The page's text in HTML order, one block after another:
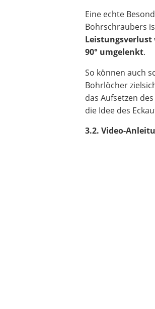
Eine echte
Bohrschraubers
Leistungsverlust
90° umgelenkt.
So können auch
Bohrlöcher
das Aufsetzen
die Idee des
3.2. Video-